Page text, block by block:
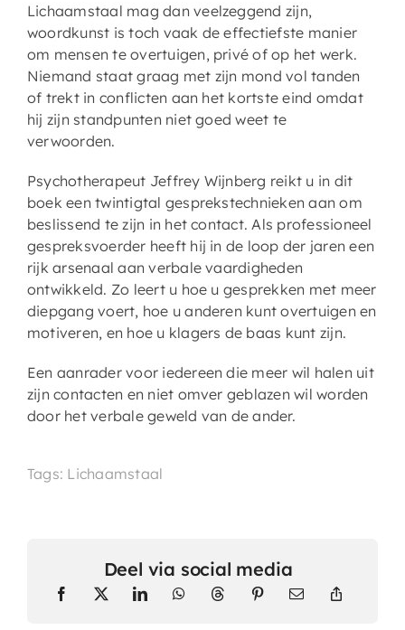
Lichaamstaal mag dan veelzeggend zijn,
woordkunst is toch vaak de effectiefste manier
om mensen te overtuigen, privé of op het werk.
Niemand staat graag met zijn mond vol tanden
of trekt in conflicten aan het kortste eind omdat
hij zijn standpunten niet goed weet te
verwoorden.
Psychotherapeut Jeffrey Wijnberg reikt u in dit
boek een twintigtal gesprekstechnieken aan om
beslissend te zijn in het contact. Als professioneel
gespreksvoerder heeft hij in de loop der jaren een
rijk arsenaal aan verbale vaardigheden
ontwikkeld. Zo leert u hoe u gesprekken met meer
diepgang voert, hoe u anderen kunt overtuigen en
motiveren, en hoe u klagers de baas kunt zijn.
Een aanrader voor iedereen die meer wil halen uit
zijn contacten en niet omver geblazen wil worden
door het verbale geweld van de ander.
Tags: Lichaamstaal
Deel via social media